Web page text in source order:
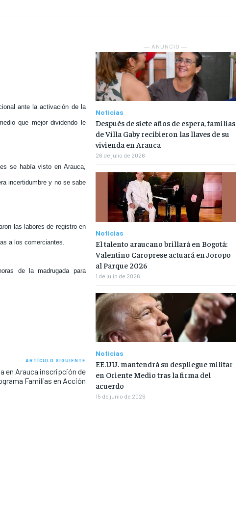
PUATE CON NOSOTROS
PUATE CON NOSOTROS
PUATE CON NOSOTROS
PUATE CON NOSOTROS
ante la activación de la
que mejor dividendo le
se había visto en Arauca,
incertidumbre y no se sabe
las labores de registro en
a los comerciantes.
de la madrugada para
ARTÍCULO SIGUIENTE
en Arauca inscripción de
Familias en Acción
― ANUNCIO ―
Noticias
Después de siete años de espera, familias
de Villa Gaby recibieron las llaves de su
vivienda en Arauca
26 de julio de 2026
Noticias
El talento araucano brillará en Bogotá:
Valentino Caroprese actuará en Joropo
al Parque 2026
1 de julio de 2026
Noticias
EE.UU. mantendrá su despliegue militar
en Oriente Medio tras la firma del
acuerdo
15 de junio de 2026